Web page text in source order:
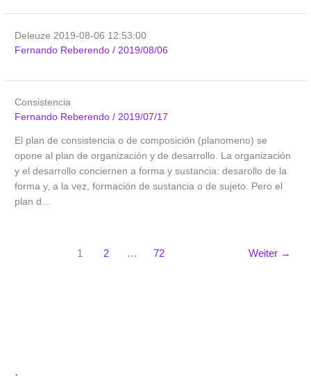
.
Deleuze 2019-08-06 12:53:00
Fernando Reberendo/ 2019/08/06
Consistencia
Fernando Reberendo/2019/07/17
El plan de consistencia o de composición (planomeno) se
opone al plan de organización y de desarrollo. La organización
y el desarrollo conciernen a forma y sustancia: desarollo de la
forma y, a la vez, formación de sustancia o de sujeto. Pero el
plan d…
1 2 … 72 Weiter →